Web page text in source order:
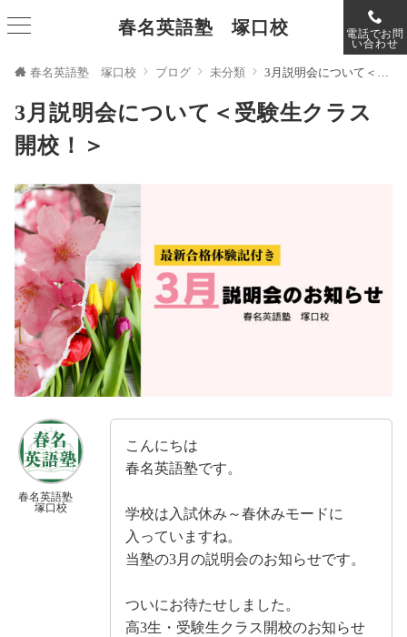
春名英語塾 塚口校
電話でお問
い合わせ
春名英語塾 塚口校 ブログ 未分類 3月説明会について＜受験生クラス開校！＞
3月説明会について＜受験生クラス
開校！＞
春名英語塾
塚口校
こんにちは
春名英語塾です。
学校は入試休み～春休みモードに
入っていますね。
当塾の3月の説明会のお知らせです。
ついにお待たせしました。
高3生・受験生クラス開校のお知らせ